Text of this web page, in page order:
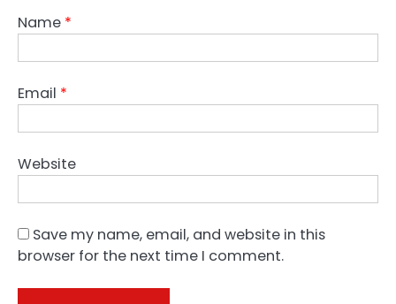
Name *
Email *
Website
Save my name, email, and website in this
browser for the next time I comment.